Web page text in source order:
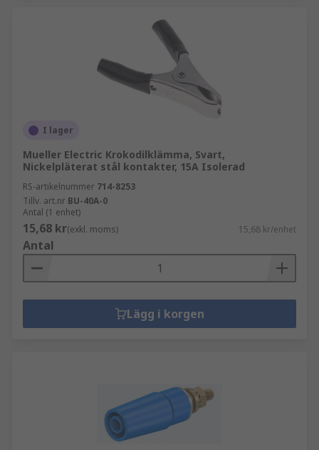
I lager
Mueller Electric Krokodilklämma, Svart,
Nickelpläterat stål kontakter, 15A Isolerad
RS-artikelnummer 714-8253
Tillv. art.nr BU-40A-0
Antal (1 enhet)
15,68 kr(exkl. moms) 15,68 kr/enhet
Antal
Lägg i korgen